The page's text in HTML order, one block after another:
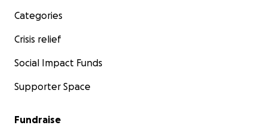
Categories
Crisis relief
Social Impact Funds
Supporter Space
Fundraise